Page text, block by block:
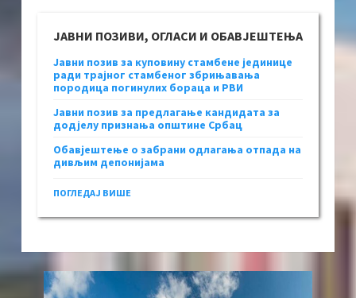
ЈАВНИ ПОЗИВИ, ОГЛАСИ И ОБАВЈЕШТЕЊА
Јавни позив за куповину стамбене јединице
ради трајног стамбеног збрињавања
породица погинулих бораца и РВИ
Јавни позив за предлагање кандидата за
додјелу признања општине Србац
Обавјештење о забрани одлагања отпада на
дивљим депонијама
ПОГЛЕДАЈ ВИШЕ